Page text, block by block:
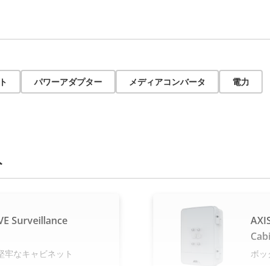
パワーアダプター メディアコンバータ 電力
Surveillance
牢なキャビネット ボ